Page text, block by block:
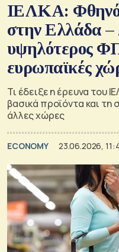
ΙΕΛΚΑ:
στην Ελλάδα –
υψηλότερος
ευρωπαϊκές
Τι έδειξε η έρευνα του
βασικά προϊόντα και τη
άλλες χώρες
ECONOMY 23.06.2026,